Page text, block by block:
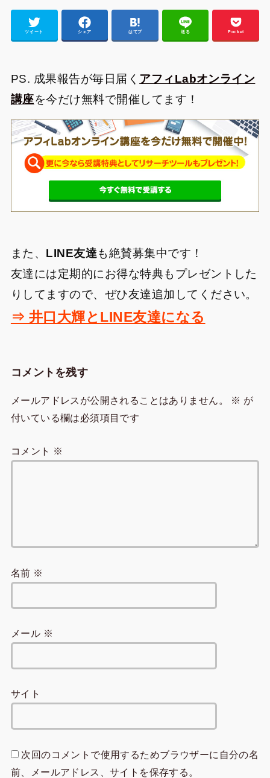
ツイート シェア はてブ 送る Pocket
PS. 成果報告が毎日届く アフィLabオンライン
講座を今だけ無料で開催してます！
また、 LINE友達も絶賛募集中です！
友達には定期的にお得な特典もプレゼントした
りしてますので、ぜひ友達追加してください。
⇒ 井口大輝とLINE友達になる
コメントを残す
メールアドレスが公開されることはありません。 ※ が
付いている欄は必須項目です
コメント ※
名前 ※
メール ※
サイト
次回のコメントで使用するためブラウザーに自分の名
前、メールアドレス、サイトを保存する。